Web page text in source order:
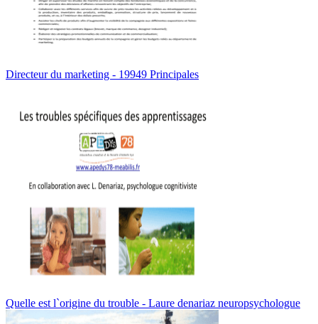
Directeur du marketing - 19949 Principales
Quelle est l`origine du trouble - Laure denariaz neuropsychologue